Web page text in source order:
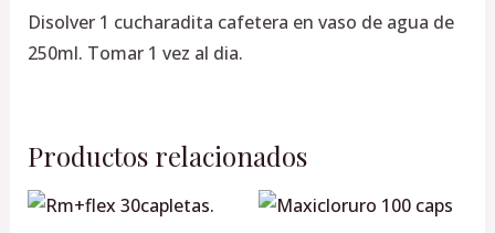
Disolver 1 cucharadita cafetera en vaso de agua de
250ml. Tomar 1 vez al dia.
Productos relacionados